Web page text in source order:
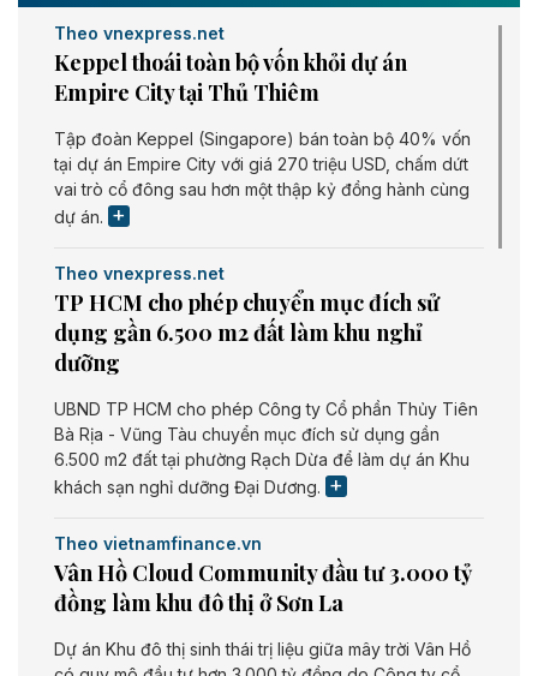
Theo vnexpress.net
Keppel thoái toàn bộ vốn khỏi dự án
Empire City tại Thủ Thiêm
Tập đoàn Keppel (Singapore) bán toàn bộ 40% vốn
tại dự án Empire City với giá 270 triệu USD, chấm dứt
vai trò cổ đông sau hơn một thập kỷ đồng hành cùng
dự án.
Theo vnexpress.net
TP HCM cho phép chuyển mục đích sử
dụng gần 6.500 m2 đất làm khu nghỉ
dưỡng
UBND TP HCM cho phép Công ty Cổ phần Thủy Tiên
Bà Rịa - Vũng Tàu chuyển mục đích sử dụng gần
6.500 m2 đất tại phường Rạch Dừa để làm dự án Khu
khách sạn nghỉ dưỡng Đại Dương.
Theo vietnamfinance.vn
Vân Hồ Cloud Community đầu tư 3.000 tỷ
đồng làm khu đô thị ở Sơn La
Dự án Khu đô thị sinh thái trị liệu giữa mây trời Vân Hồ